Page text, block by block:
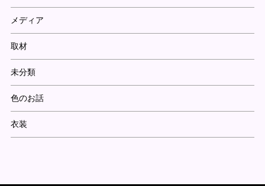
メディア
取材
未分類
色のお話
衣装